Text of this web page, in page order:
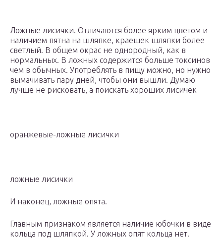
Ложные лисички. Отличаются более ярким цветом и
наличием пятна на шляпке, краешек шляпки более
светлый. В общем окрас не однородный, как в
нормальных. В ложных содержится больше токсинов
чем в обычных. Употреблять в пищу можно, но нужно
вымачивать пару дней, чтобы они вышли. Думаю
лучше не рисковать, а поискать хороших лисичек
оранжевые-ложные лисички
ложные лисички
И наконец, ложные опята.
Главным признаком является наличие юбочки в виде
кольца под шляпкой. У ложных опят кольца нет.